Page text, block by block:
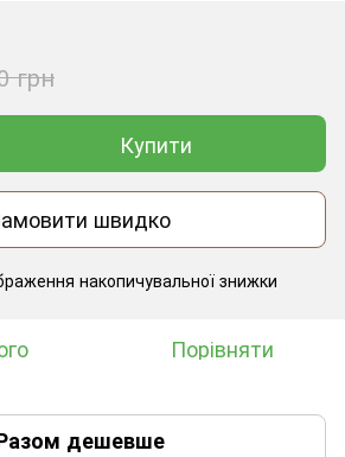
грн
Купити
швидко
накопичувальної знижки
Порівняти
дешевше